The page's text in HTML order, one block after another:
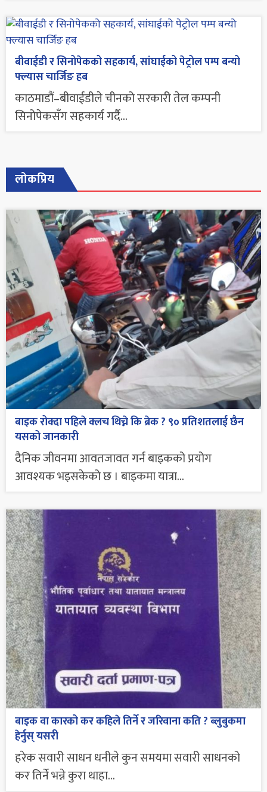
बीवाईडी र सिनोपेकको सहकार्य, सांघाईको पेट्रोल पम्प बन्यो
फ्ल्यास चार्जिङ हब
काठमाडौं–बीवाईडीले चीनको सरकारी तेल कम्पनी
सिनोपेकसँग सहकार्य गर्दै...
लोकप्रिय
बाइक रोक्दा पहिले क्लच थिच्ने कि ब्रेक ? ९० प्रतिशतलाई छैन
यसको जानकारी
दैनिक जीवनमा आवतजावत गर्न बाइकको प्रयोग
आवश्यक भइसकेको छ । बाइकमा यात्रा...
बाइक वा कारको कर कहिले तिर्ने र जरिवाना कति ? ब्लुबुकमा
हेर्नुस् यसरी
हरेक सवारी साधन धनीले कुन समयमा सवारी साधनको
कर तिर्ने भन्ने कुरा थाहा...